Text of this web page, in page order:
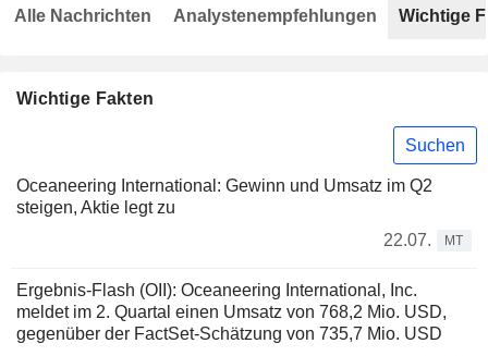
Wichtige Fakten
Suchen
Oceaneering International: Gewinn und Umsatz im Q2
steigen, Aktie legt zu
22.07.
MT
Ergebnis-Flash (OII): Oceaneering International, Inc.
meldet im 2. Quartal einen Umsatz von 768,2 Mio. USD,
gegenüber der FactSet-Schätzung von 735,7 Mio. USD
Alle Nachrichten Analystenempfehlungen Wichtige